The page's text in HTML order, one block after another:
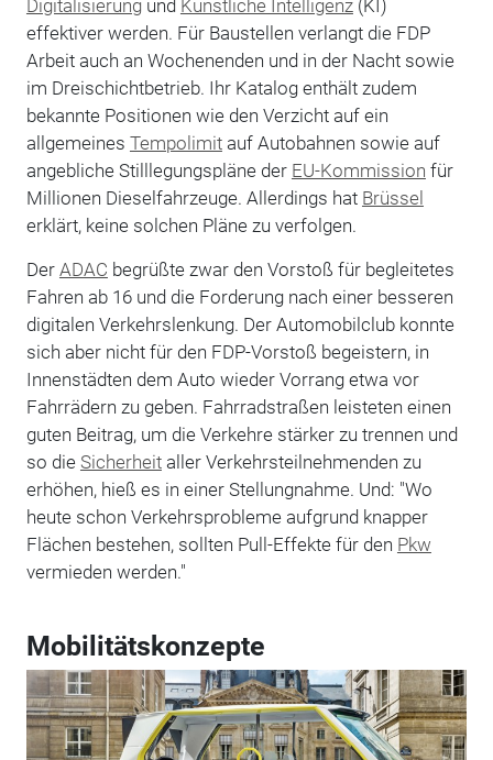
Digitalisierungund Künstliche Intelligenz(KI)
effektiver werden. Für Baustellen verlangt die FDP
Arbeit auch an Wochenenden und in der Nacht sowie
im Dreischichtbetrieb. Ihr Katalog enthält zudem
bekannte Positionen wie den Verzicht auf ein
allgemeines Tempolimitauf Autobahnen sowie auf
angebliche Stilllegungspläne der EU-Kommission für
Millionen Dieselfahrzeuge. Allerdings hat Brüssel
erklärt, keine solchen Pläne zu verfolgen.
Der ADAC begrüßte zwar den Vorstoß für begleitetes
Fahren ab 16 und die Forderung nach einer besseren
digitalen Verkehrslenkung. Der Automobilclub konnte
sich aber nicht für den FDP-Vorstoß begeistern, in
Innenstädten dem Auto wieder Vorrang etwa vor
Fahrrädern zu geben. Fahrradstraßen leisteten einen
guten Beitrag, um die Verkehre stärker zu trennen und
so die Sicherheitaller Verkehrsteilnehmenden zu
erhöhen, hieß es in einer Stellungnahme. Und: "Wo
heute schon Verkehrsprobleme aufgrund knapper
Flächen bestehen, sollten Pull-Effekte für den Pkw
vermieden werden."
Mobilitätskonzepte